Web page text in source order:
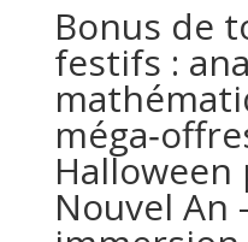
Bonus de
festifs :
Halloween
Nouvel